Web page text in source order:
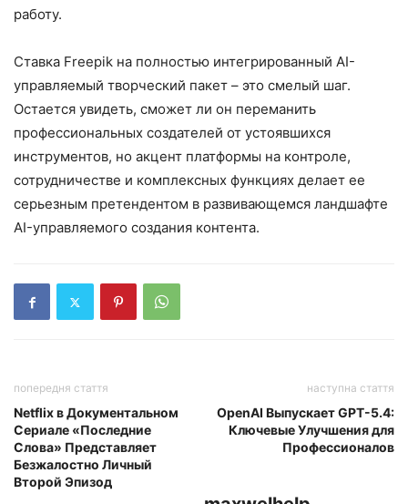
работу.
Ставка Freepik на полностью интегрированный AI-
управляемый творческий пакет – это смелый шаг.
Остается увидеть, сможет ли он переманить
профессиональных создателей от устоявшихся
инструментов, но акцент платформы на контроле,
сотрудничестве и комплексных функциях делает ее
серьезным претендентом в развивающемся ландшафте
AI-управляемого создания контента.
попередня стаття
Netflix в Документальном
Сериале «Последние
Слова» Представляет
Безжалостно Личный
Второй Эпизод
наступна стаття
OpenAI Выпускает GPT-5.4:
Ключевые Улучшения для
Профессионалов